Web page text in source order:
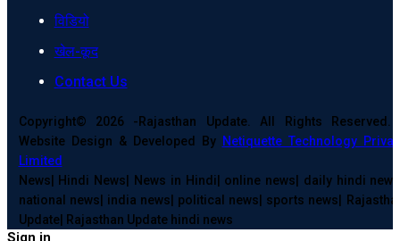
विडियो
खेल-कूद
Contact Us
Copyright© 2026 -Rajasthan Update. All Rights Reserved.
Website Design & Developed By Netiquette Technology
Limited
News| Hindi News| News in Hindi| online news| daily hindi
national news| india news| political news| sports news|
Update| Rajasthan Update hindi news
Sign in